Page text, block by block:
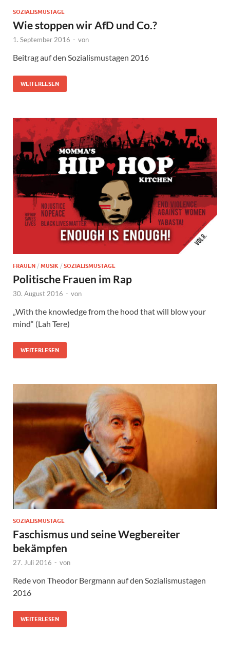
SOZIALISMUSTAGE
Wie stoppen wir AfD und Co.?
1. September 2016 - von
Beitrag auf den Sozialismustagen 2016
WEITERLESEN
FRAUEN / MUSIK / SOZIALISMUSTAGE
Politische Frauen im Rap
30. August 2016 - von
„With the knowledge from the hood that will blow your
mind“ (Lah Tere)
WEITERLESEN
SOZIALISMUSTAGE
Faschismus und seine Wegbereiter
bekämpfen
27. Juli 2016 - von
Rede von Theodor Bergmann auf den Sozialismustagen
2016
WEITERLESEN